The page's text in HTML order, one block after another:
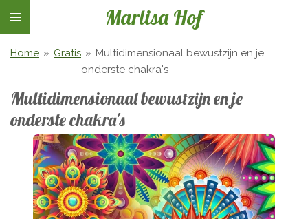
Ga
naar
Marlisa Hof
Home » Gratis » Multidimensionaal bewustzijn en je
onderste chakra's
Multidimensionaal bewustzijn en je
onderste chakra's